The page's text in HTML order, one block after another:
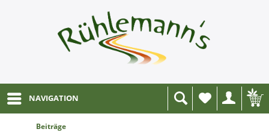
NAVIGATION
Wunschliste
Beiträge